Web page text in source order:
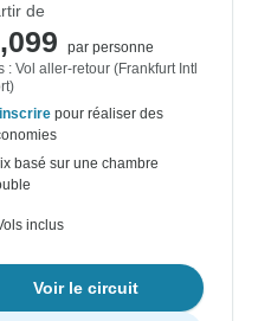
de
par personne
: Vol aller-retour (Frankfurt Intl
pour réaliser des
basé sur une chambre
inclus
Voir le circuit